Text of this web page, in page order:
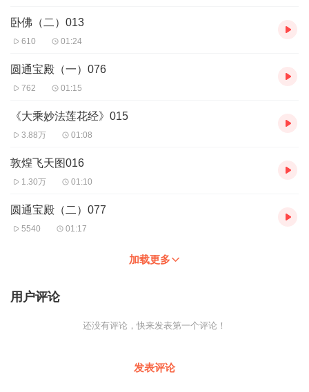
直达景区。
卧佛（二）013
610 01:24
圆通宝殿（一）076
762 01:15
《大乘妙法莲花经》015
3.88万 01:08
敦煌飞天图016
1.30万 01:10
圆通宝殿（二）077
5540 01:17
加载更多
用户评论
还没有评论，快来发表第一个评论！
发表评论